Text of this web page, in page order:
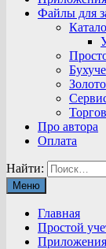
Файлы для
Золото
Про автора
Оплата
Найти:
Меню
Главная
Простой